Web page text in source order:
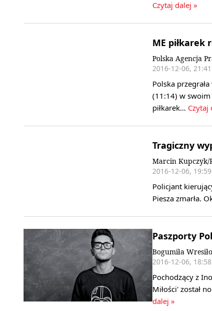
Czytaj dalej »
ME piłkarek
Polska Agencja
2016-12-06, 21:41
Polska
(11:14) w
piłkarek… Czytaj
Tragiczny
Marcin Kupczyk/
2016-12-06, 19:59
Policjant
Piesza zmarła.
Paszporty
Bogumiła
2016-12-06, 18:58
Pochodzący z
Miłości' został
dalej »